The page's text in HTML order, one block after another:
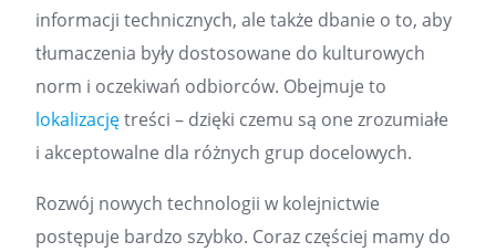
informacji technicznych, ale także dbanie o to, aby
tłumaczenia były dostosowane do kulturowych
norm i oczekiwań odbiorców. Obejmuje to
lokalizacjętreści – dzięki czemu są one zrozumiałe
i akceptowalne dla różnych grup docelowych.
Rozwój nowych technologii w kolejnictwie
postępuje bardzo szybko. Coraz częściej mamy do